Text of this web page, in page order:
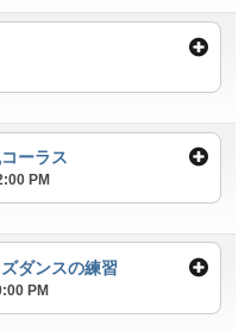
ーラス
PM
ダンスの練習
PM